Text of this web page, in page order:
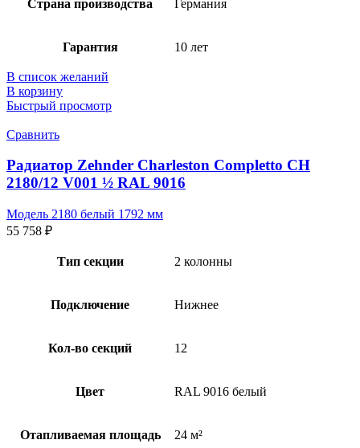
Страна производства Германия
Гарантия 10 лет
В список желаний
В корзину
Быстрый просмотр
Сравнить
Радиатор Zehnder Charleston Completto CH
2180/12 V001 ½ RAL 9016
Модель 2180 белый 1792 мм
55 758 ₽
Тип секции 2 колонны
Подключение Нижнее
Кол-во секций 12
Цвет RAL 9016 белый
Отапливаемая площадь 24 м²